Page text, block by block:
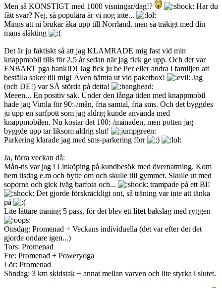
Men så KONSTIGT med 1000 visningar/dag!?
Har du
fått svar? Nej, så populära är vi nog inte...
Minns att ni brukar åka upp till Norrland, men så tråkigt med din
mans släkting
Det är ju faktiskt så att jag KLAMRADE mig fast vid min
knappmobil tills för 2,5 år sedan när jag fick ge upp. Och det var
ENBART pga bankID! Jag fick ju be Per eller andra i familjen att
beställa saker till mig! Även hämta ut vid paketbox!
Jag
(och DE!) var SÅ störda på detta!
Meeen... En positiv sak. Under den långa tiden med knappmobil
hade jag Vimla för 90:-/mån, fria samtal, fria sms. Och det byggdes
ju upp en surfpott som jag aldrig kunde använda med
knappmobilen. Nu kostar det 100:-/månaden, men potten jag
byggde upp tar liksom aldrig slut!
Parkering klarade jag med sms-parkering förr
Ja, förra veckan då:
Mån-tis var jag i Linköping på kundbesök med övernattning. Kom
hem tisdag e.m och bytte om och skulle till gymmet. Skulle ut med
soporna och gick iväg barfota och...
trampade på ett BI!
Det gjorde förskräckligt ont, så träning var inte att tänka
på
Lite lättare träning 5 pass, för det blev ett litet bakslag med ryggen
Onsdag: Promenad + Veckans individuella (det var efter det det
gjorde ondare igen...)
Tors: Promenad
Fre: Promenad + Poweryoga
Lör: Promenad
Söndag: 3 km skidstak + annat mellan varven och lite styrka i slutet.